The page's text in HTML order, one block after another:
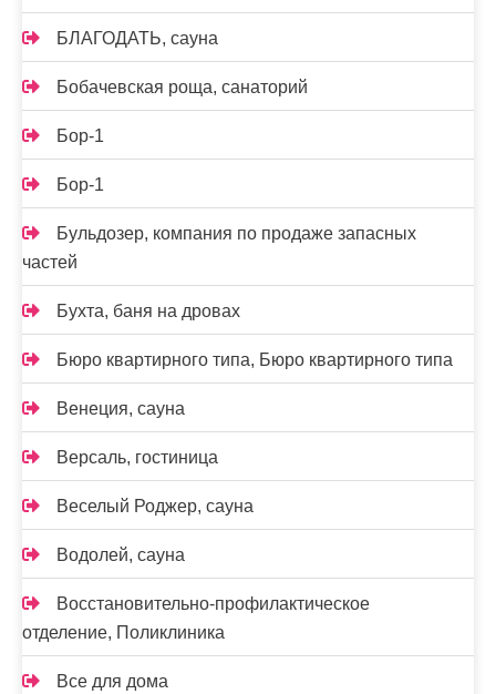
БЛАГОДАТЬ, сауна
Бобачевская роща, санаторий
Бор-1
Бор-1
Бульдозер, компания по продаже запасных
частей
Бухта, баня на дровах
Бюро квартирного типа, Бюро квартирного типа
Венеция, сауна
Версаль, гостиница
Веселый Роджер, сауна
Водолей, сауна
Восстановительно-профилактическое
отделение, Поликлиника
Все для дома